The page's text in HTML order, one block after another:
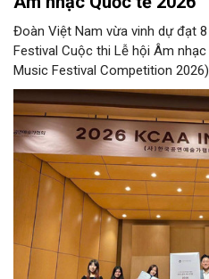
Đoàn Việt Nam vừa vinh dự đạt
Festival Cuộc thi Lễ hội Âm
Music Festival Competition